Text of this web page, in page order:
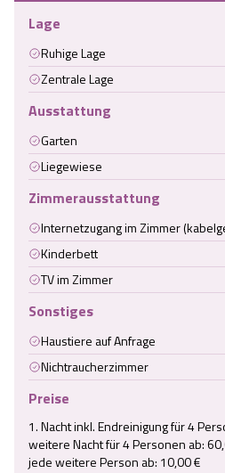
Lage
Ruhige Lage
Zentrale Lage
Ausstattung
Garten
Liegewiese
Zimmerausstattung
Internetzugang im Zimmer
Kinderbett
TV im Zimmer
Sonstiges
Haustiere auf Anfrage
Nichtraucherzimmer
Preise
1. Nacht inkl. Endreinigung für 4
weitere Nacht für 4 Personen ab:
jede weitere Person ab: 10,00 €